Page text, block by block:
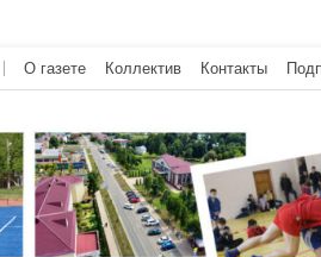
О газете Коллектив Контакты